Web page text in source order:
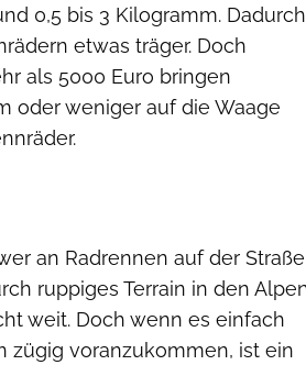
0,5 bis 3 Kilogramm. Dadurch
etwas träger. Doch
als 5000 Euro bringen
oder weniger auf die Waage
an Radrennen auf der Straße
ruppiges Terrain in den
weit. Doch wenn es einfach
zügig voranzukommen, ist ein